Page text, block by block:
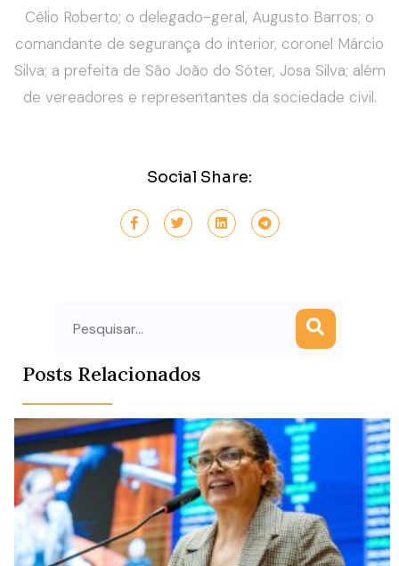
Célio Roberto; o delegado-geral, Augusto Barros; o
comandante de segurança do interior, coronel Márcio
Silva; a prefeita de São João do Sóter, Josa Silva; além
de vereadores e representantes da sociedade civil.
Social Share:
Posts Relacionados